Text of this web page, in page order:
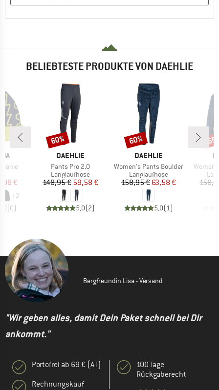
BELIEBTESTE PRODUKTE VON DAEHLIE
Preis
€
+3
(0)
MARKE
DAEHLIE
Artikel
Pants Pro 2.0
Produktgruppe
Langlaufhose
Preis
148,95 €reduzierter Preis
59,58 €
5,0(2)
Rabatt
60%
MARKE
DAEHLIE
Artikel
Women's Pants Boulder
Produktgruppe
Langlaufhose
Preis
158,95 €reduzierter Preis
63,58 €
5,0(1)
Rabatt
60%
Artikel
Bergfreundin Lisa - Versand
"Wir geben alles, damit Dein Paket schnell bei Dir
ankommt."
Portofrei ab 69 € (AT)
Rechnungskauf
100 Tage
Rückgaberecht